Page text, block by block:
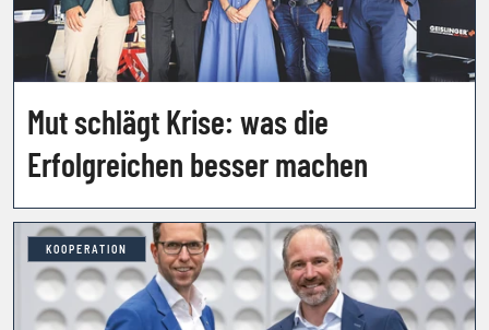
Mut schlägt Krise: was die
Erfolgreichen besser machen
KOOPERATION